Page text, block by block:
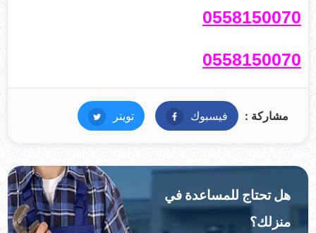
0558150070
0558150070
مشاركة : فيسبوك فيسبوكتويتر تويتر
هل تحتاج للمساعدة في
منزلك؟